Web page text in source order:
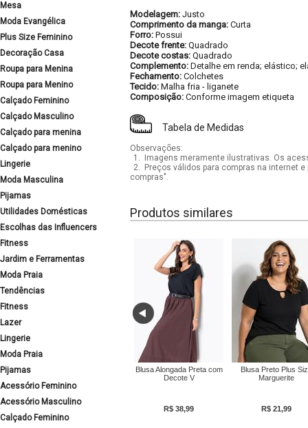
Mesa
Moda Evangélica
Plus Size Feminino
Decoração Casa
Roupa para Menina
Roupa para Menino
Calçado Feminino
Calçado Masculino
Calçado para menina
Calçado para menino
Lingerie
Moda Masculina
Pijamas
Utilidades Domésticas
Escolhas das Influencers
Fitness
Jardim e Ferramentas
Moda Praia
Tendências
Fitness
Lazer
Lingerie
Moda Praia
Pijamas
Acessório Feminino
Acessório Masculino
Calçado Feminino
Modelagem: Justo
Comprimento da manga: Curta
Forro: Possui
Decote frente: Quadrado
Decote costas: Quadrado
Complemento: Detalhe em renda; elástico;
Fechamento: Colchetes
Tecido: Malha fria - liganete
Composição: Conforme imagem etiqueta
Tabela de Medidas
Observações:
1.
Imagens meramente ilustrativas. Os
2.
Preços válidos para compras na internet
compras".
Produtos similares
Blusa Alongada Preta com
Decote V
R$ 38,99
Blusa Preto Plus
Marguerite
R$ 21,99